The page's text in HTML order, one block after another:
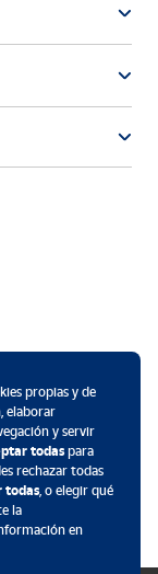
propias y de
elaborar
y servir
todaspara
rechazar todas
todas, o elegir qué
la
en